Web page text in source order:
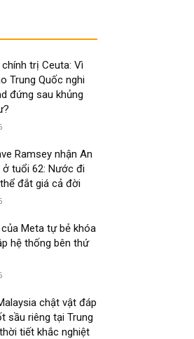
trị Ceuta: Vì
Trung Quốc nghi
đứng sau khủng
Ramsey nhận An
ở tuổi 62: Nước đi
đắt giá cả đời
Meta tự bẻ khóa
hệ thống bên thứ
chật vật đáp
sầu riêng tại Trung
tiết khắc nghiệt